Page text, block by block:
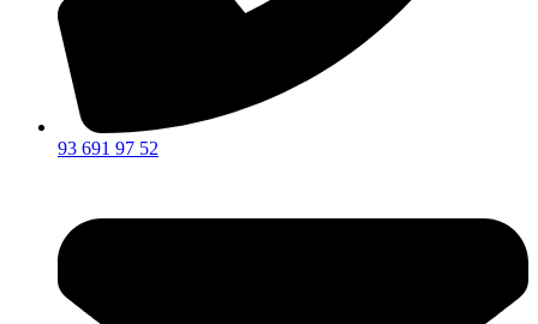
93 691 97 52